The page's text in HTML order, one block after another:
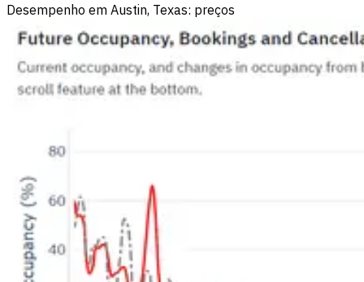
Desempenho em Austin, Texas: preços